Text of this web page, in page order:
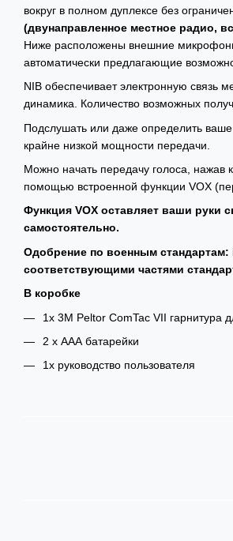
вокруг в полном дуплексе без
(двунаправленное местное радио,
Ниже расположены внешние
автоматически предлагающие
NIB обеспечивает электронную связь
динамика. Количество возможных
Подслушать или даже определить
крайне низкой мощности передачи.
Можно начать передачу голоса, нажав
помощью встроенной функции VOX
Функция VOX оставляет ваши руки
самостоятельно.
Одобрение по военным стандартам:
соответствующими частями
В коробке
1x 3M Peltor ComTac VII гарнитура
2 х ААА батарейки
1x руководство пользователя